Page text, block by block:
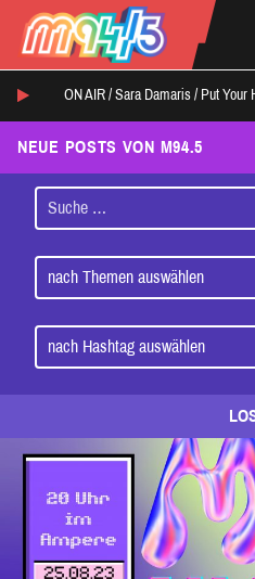
ON AIR / Sara Damaris / Put Your
NEUE POSTS VON M94.5